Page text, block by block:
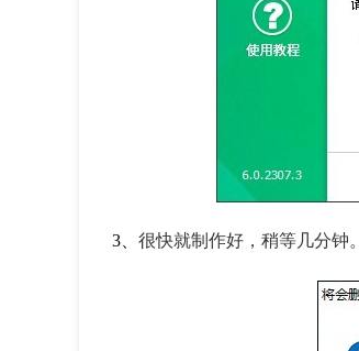
3、很快就制作好，稍等几分钟。